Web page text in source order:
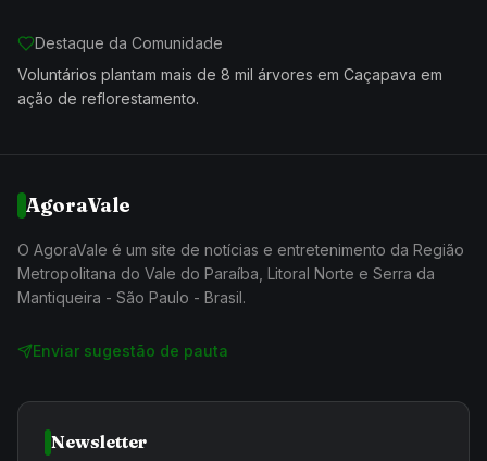
Destaque da Comunidade
Voluntários plantam mais de 8 mil árvores em Caçapava em
ação de reflorestamento.
AgoraVale
O AgoraVale é um site de notícias e entretenimento da Região
Metropolitana do Vale do Paraíba, Litoral Norte e Serra da
Mantiqueira - São Paulo - Brasil.
Enviar sugestão de pauta
Newsletter